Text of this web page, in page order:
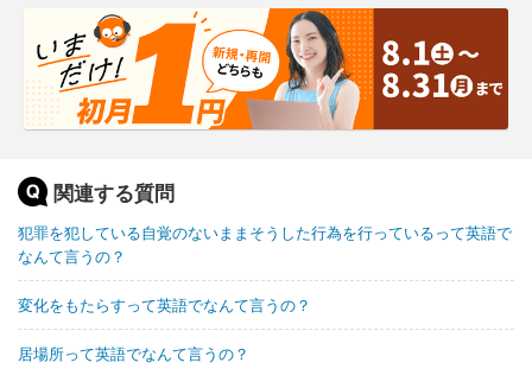
関連する質問
犯罪を犯している自覚のないままそうした行為を行っているって英語で
なんて言うの？
変化をもたらすって英語でなんて言うの？
居場所って英語でなんて言うの？